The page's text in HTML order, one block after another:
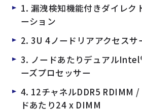
1. 漏洩検知機能付きダイレク
ーション
2. 3U 4ノードリアアクセスサ
3. ノードあたりデュアル
ーズプロセッサー
4. 12チャネルDDR5 RDIMM
ドあたり24 x DIMM